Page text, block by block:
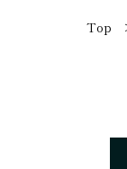
Top